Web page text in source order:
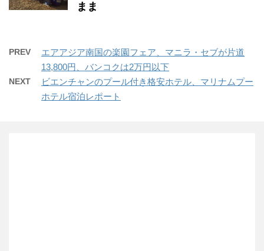
まま
PREV
エアアジア南国の楽園フェア、マニラ・セブが片道
13,800円、バンコクは2万円以下
NEXT
ビエンチャンのプール付き格安ホテル、マリナムプー
ホテル宿泊レポート